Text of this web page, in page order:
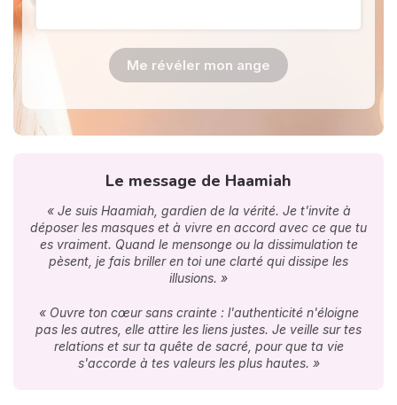
Me révéler mon ange
Le message de Haamiah
« Je suis Haamiah, gardien de la vérité. Je t'invite à
déposer les masques et à vivre en accord avec ce que tu
es vraiment. Quand le mensonge ou la dissimulation te
pèsent, je fais briller en toi une clarté qui dissipe les
illusions. »
« Ouvre ton cœur sans crainte : l'authenticité n'éloigne
pas les autres, elle attire les liens justes. Je veille sur tes
relations et sur ta quête de sacré, pour que ta vie
s'accorde à tes valeurs les plus hautes. »